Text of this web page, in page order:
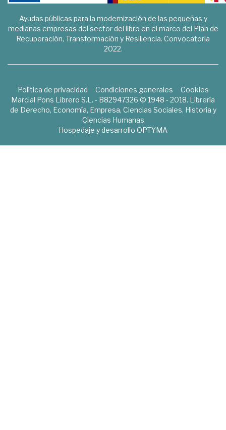
Ayudas públicas para la modernización de las pequeñas y
medianas empresas del sector del libro en el marco del Plan de
Recuperación, Transformación y Resiliencia. Convocatoria
2022.
Política de privacidad Condiciones generales
Cookies
Marcial Pons Librero S.L. - B82947326 © 1948 - 2018. Librería
de Derecho, Economía, Empresa, Ciencias Sociales, Historia y
Ciencias Humanas
Hospedaje y desarrollo OPTYMA